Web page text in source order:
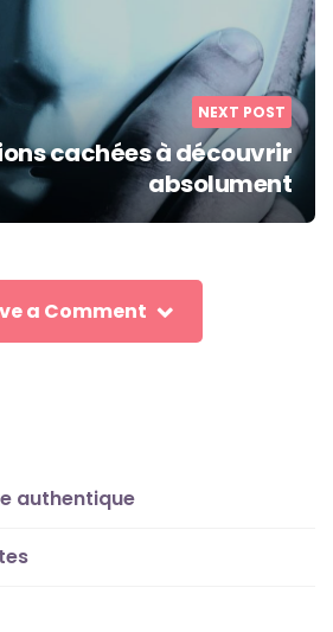
NEXT POST
cachées à découvrir
absolument
a Comment
authentique